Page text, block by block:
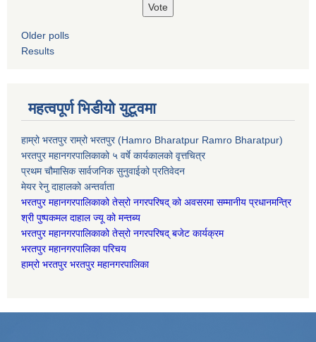
Older polls
Results
महत्वपूर्ण भिडीयो युटूवमा
हाम्रो भरतपुर राम्रो भरतपुर (Hamro Bharatpur Ramro Bharatpur)
भरतपुर महानगरपालिकाको ५ वर्षे कार्यकालको वृत्तचित्र
प्रथम चौमासिक सार्वजनिक सुनुवाईको प्रतिवेदन
मेयर रेनु दाहालको अन्तर्वाता
भरतपुर महानगरपालिकाको तेस्रो नगरपरिषद् को अवसरमा सम्मानीय प्रधानमन्त्रि
श्री पुष्पकमल दाहाल ज्यू को मन्तब्य
भरतपुर महानगरपालिकाको तेस्रो नगरपरिषद् बजेट कार्यक्रम
भरतपुर महानगरपालिका परिचय
हाम्रो भरतपुर भरतपुर महानगरपालिका